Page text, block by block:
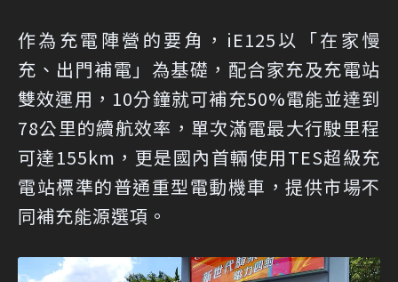
作為充電陣營的要角，iE125以「在家慢
充、出門補電」為基礎，配合家充及充電站
雙效運用，10分鐘就可補充50%電能並達到
78公里的續航效率，單次滿電最大行駛里程
可達155km，更是國內首輛使用TES超級充
電站標準的普通重型電動機車，提供市場不
同補充能源選項。